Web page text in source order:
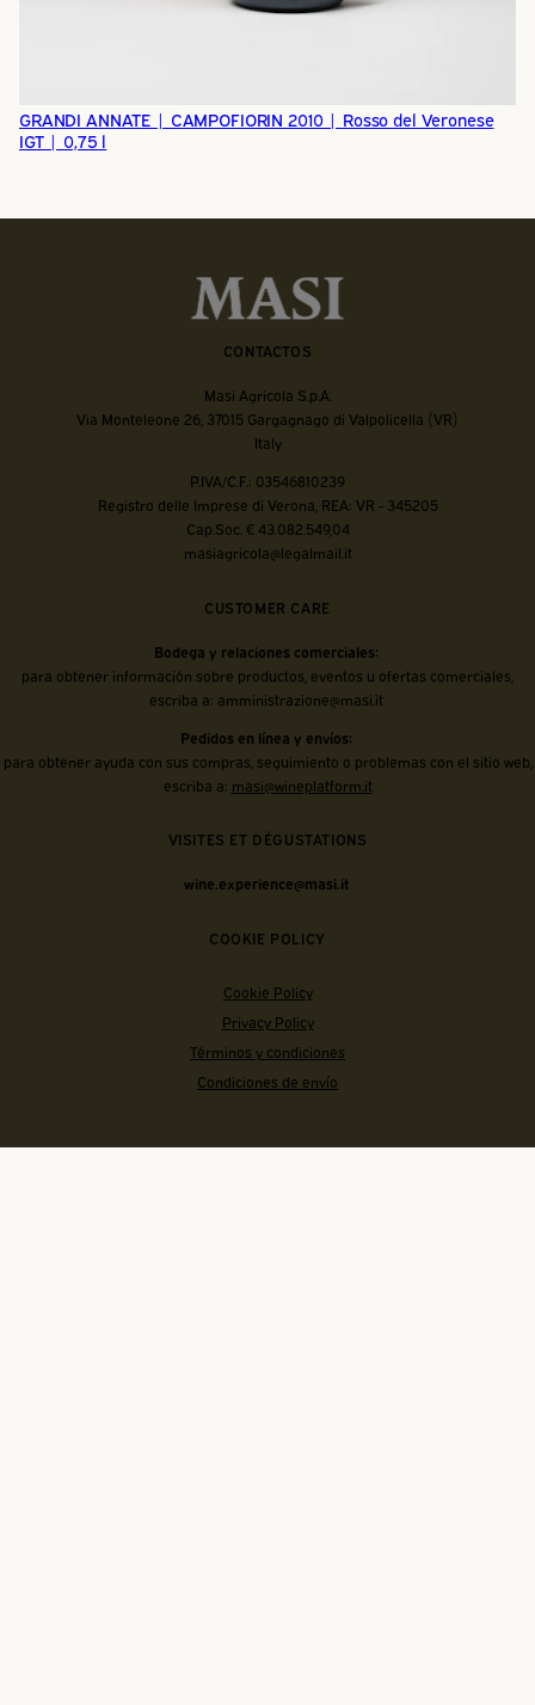
GRANDI ANNATE | CAMPOFIORIN 2010 | Rosso del Veronese
IGT | 0,75 l
CONTACTOS
Masi Agricola S.p.A.
Via Monteleone 26, 37015 Gargagnago di Valpolicella (VR)
Italy
P.IVA/C.F.: 03546810239
Registro delle Imprese di Verona, REA: VR - 345205
Cap.Soc. € 43.082.549,04
masiagricola@legalmail.it
CUSTOMER CARE
Bodega y relaciones comerciales:
para obtener información sobre productos, eventos u ofertas comerciales,
escriba a: amministrazione@masi.it
Pedidos en línea y envíos:
para obtener ayuda con sus compras, seguimiento o problemas con el sitio web,
escriba a: masi@wineplatform.it
VISITES ET DÉGUSTATIONS
wine.experience@masi.it
COOKIE POLICY
Cookie Policy
Privacy Policy
Términos y condiciones
Condiciones de envío